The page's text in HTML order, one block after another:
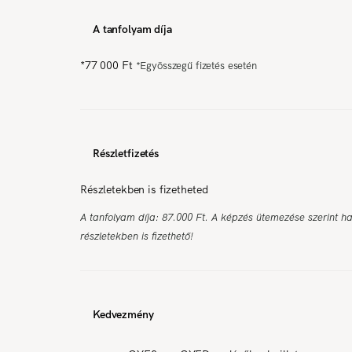
A tanfolyam díja
*77 000 Ft *Egyösszegű fizetés esetén
Részletfizetés
Részletekben is fizetheted
A tanfolyam díja: 87.000 Ft. A képzés ütemezése szerint
részletekben is fizethető!
Kedvezmény